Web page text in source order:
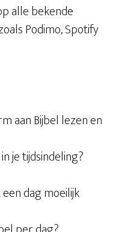
alle bekende
Podimo, Spotify
aan Bijbel lezen en
je tijdsindeling?
dag moeilijk